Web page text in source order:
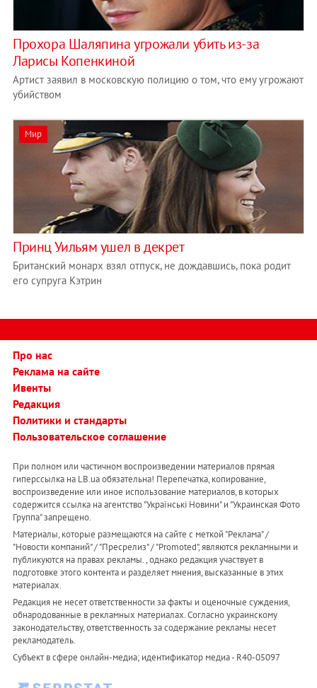
Прохора Шаляпина угрожали убить из-за
Ларисы Копенкиной
Артист заявил в московскую полицию о том, что ему угрожают
убийством
Мир
Принц Уильям ушел в декрет
Британский монарх взял отпуск, не дождавшись, пока родит
его супруга Кэтрин
Про нас
Реклама на сайте
Ивенты
Редакция
Политики и стандарты
Пользовательское соглашение
При полном или частичном воспроизведении материалов прямая
гиперссылка на LB.ua обязательна! Перепечатка, копирование,
воспроизведение или иное использование материалов, в которых
содержится ссылка на агентство "Українськi Новини" и "Украинская Фото
Группа" запрещено.
Материалы, которые размещаются на сайте с меткой "Реклама" /
"Новости компаний" / "Пресрелиз" / "Promoted", являются рекламными и
публикуются на правах рекламы. , однако редакция участвует в
подготовке этого контента и разделяет мнения, высказанные в этих
материалах.
Редакция не несет ответственности за факты и оценочные суждения,
обнародованные в рекламных материалах. Согласно украинскому
законодательству, ответственность за содержание рекламы несет
рекламодатель.
Субъект в сфере онлайн-медиа; идентификатор медиа - R40-05097